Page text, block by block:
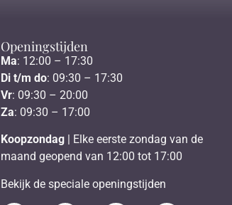
Openingstijden
Ma: 12:00 – 17:30
Di t/m do: 09:30 – 17:30
Vr: 09:30 – 20:00
Za: 09:30 – 17:00
Koopzondag | Elke eerste zondag van de
maand geopend van 12:00 tot 17:00
Bekijk de speciale openingstijden